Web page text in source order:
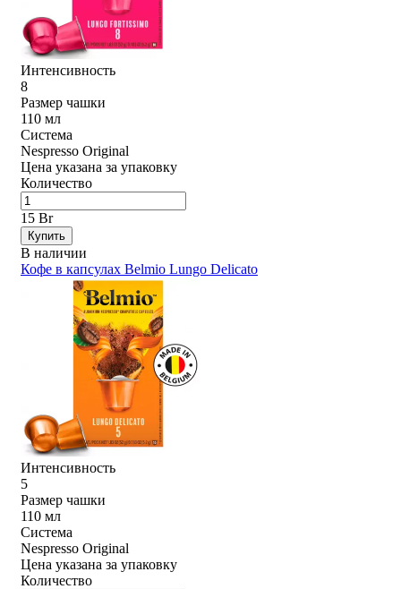
Интенсивность
8
Размер чашки
110 мл
Система
Nespresso Original
Цена указана за упаковку
Количество
15 Br
Купить
В наличии
Кофе в капсулах Belmio Lungo Delicato
Интенсивность
5
Размер чашки
110 мл
Система
Nespresso Original
Цена указана за упаковку
Количество